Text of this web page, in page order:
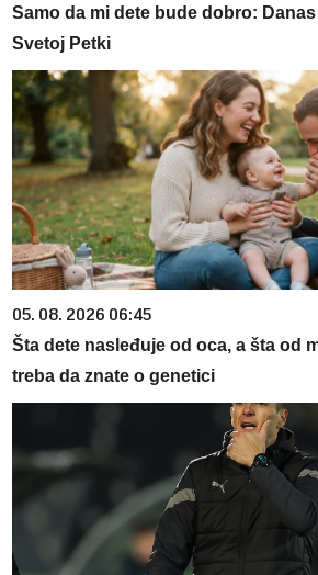
Samo da mi dete bude dobro:
Svetoj Petki
05. 08. 2026 06:45
Šta dete nasleđuje od oca, a šta od
treba da znate o genetici